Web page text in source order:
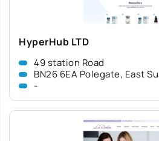
HyperHub LTD
49 station Road
BN26 6EA Polegate, East
-